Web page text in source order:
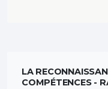
LA
COMPÉTENCES -